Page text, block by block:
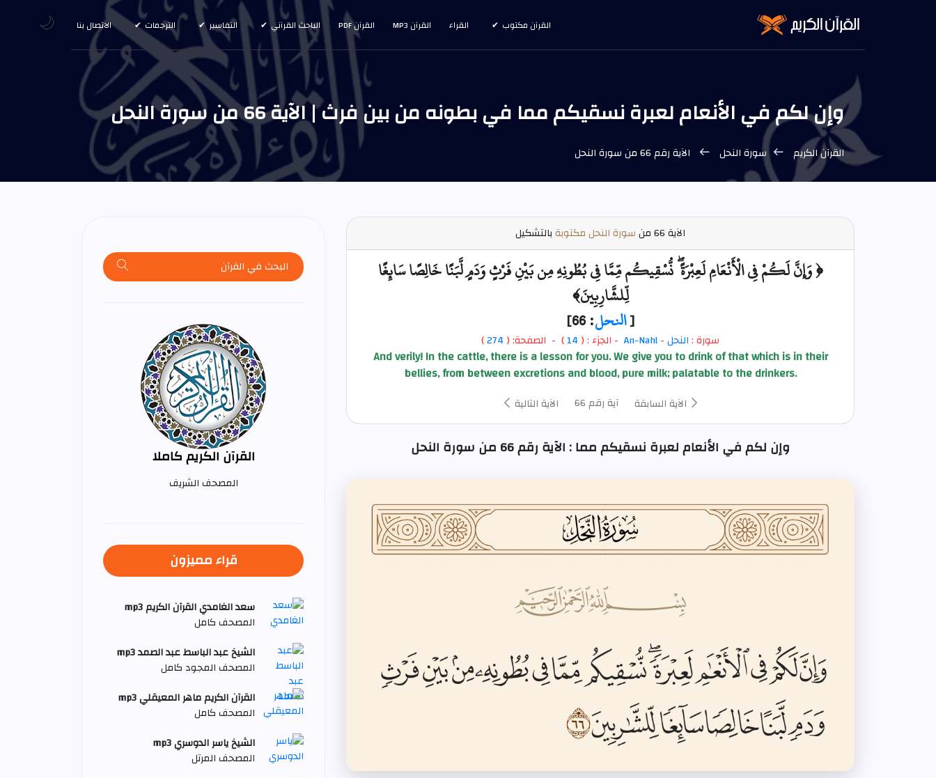
القرآن مكتوب القراء القرآن MP3 القرآن PDF الباحث القرآني التفاسير الترجمات الاتصال بنا
وإن لكم في الأنعام لعبرة نسقيكم مما في بطونه من بين فرث | الآية 66 من سورة النحل
القرآن الكريم سورة النحل الآية رقم 66 من سورة النحل
الآية سورة النحل مكتوبةبالتشكيل
﴿ وَإِنَّ لَكُمْ فِي الْأَنْعَامِ لَعِبْرَةً ۖ نُّسْقِيكُم مِّمَّا فِي بُطُونِهِ مِن بَيْنِ فَرْثٍ وَدَمٍ لَّبَنًا خَالِصًا سَائِغًا
لِّلشَّارِبِينَ﴾
[النحل: 66]
سورة :النحل-
An-Nahl - الجزء : ( 14) - الصفحة: ( 274
)
And verily! In the cattle, there is a lesson for you. We give you to drink of that which is in their
bellies, from between excretions and blood, pure milk; palatable to the drinkers.
الآية السابقة آية رقم 66 الآية التالية
وإن لكم في الأنعام لعبرة نسقيكم مما : الآية رقم 66 من سورة النحل القرآن الكريم كاملا
المصحف الشريف
قراء مميزون
سعد الغامدي القرآن الكريم mp3
المصحف كامل
الشيخ عبد الباسط عبد الصمد mp3
المصحف المجود كامل
القرآن الكريم ماهر المعيقلي mp3
المصحف كامل
الشيخ ياسر الدوسري mp3
المصحف المرتل
🌙